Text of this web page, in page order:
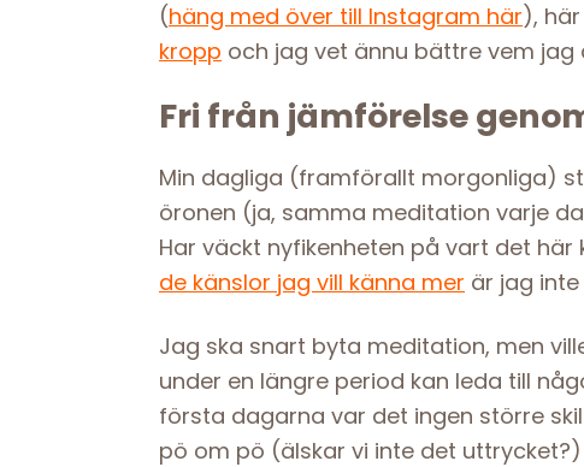
(häng med över till Instagram här),
kropp och jag vet ännu bättre vem
Fri från jämförelse
Min dagliga (framförallt morgonliga)
öronen (ja, samma meditation varje
Har väckt nyfikenheten på vart det här
de känslor jag vill känna mer är jag
Jag ska snart byta meditation, men
under en längre period kan leda till
första dagarna var det ingen större
pö om pö (älskar vi inte det